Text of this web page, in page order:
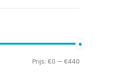
Prijs: €0 — €440